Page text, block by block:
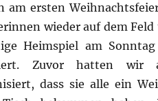
am ersten
wieder auf dem
Heimspiel am
Zuvor hatten wir
dass sie alle ein